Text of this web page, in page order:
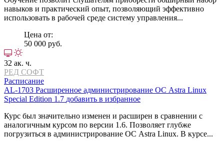
навыков и практический опыт, позволяющий эффективно
использовать в рабочей среде систему управления...
Цена от:
50 000 руб.
32 ак. ч.
РЕД СОФТ
Расписание
AL-1703 Расширенное администрирование ОС Astra Linux
Special Edition 1.7 добавить в избранное
Курс был значительно изменен и расширен в сравнении с
аналогичным курсом по версии 1.6. Позволяет глубже
погрузиться в администрирование ОС Astra Linux. В курсе...